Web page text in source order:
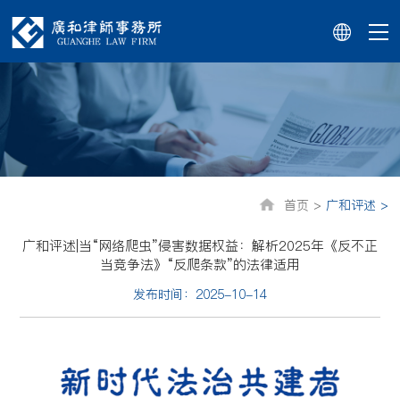
首页 > 广和评述 >
广和评述|当“网络爬虫”侵害数据权益：解析2025年《反不正
当竞争法》“反爬条款”的法律适用
发布时间：2025-10-14